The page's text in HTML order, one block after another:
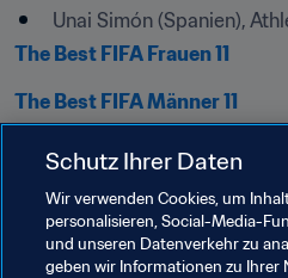
Unai Simón (Spanien),
The Best FIFA Frauen 11
The Best FIFA Männer 11
FIFA-Marta-Preis
FIFA-Puskás-Preis
FIFA-Fanpreis
Schutz Ihrer Daten
Wir verwenden Cookies, um
personalisieren, Social-Media-
und unseren Datenverkehr zu
geben wir Informationen zu Ihrer